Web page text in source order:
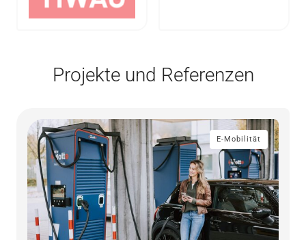
Projekte und Referenzen
E-Mobilität